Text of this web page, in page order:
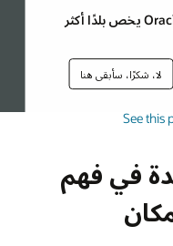
هل ترغب في زيارة موقع ويب لـ Oracle يخص بلدًا أكثر
لا، شكرًا، سأبقى هنا
See this
في فهم